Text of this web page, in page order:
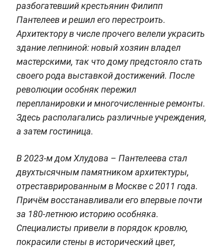
разбогатевший крестьянин Филипп
Пантелеев и решил его перестроить.
Архитектору в числе прочего велели украсить
здание лепниной: новый хозяин владел
мастерскими, так что дому предстояло стать
своего рода выставкой достижений. После
революции особняк пережил
перепланировки и многочисленные ремонты.
Здесь располагались различные учреждения,
а затем гостиница.
В 2023-м дом Хлудова – Пантелеева стал
двухтысячным памятником архитектуры,
отреставрированным в Москве с 2011 года.
Причём восстанавливали его впервые почти
за 180-летнюю историю особняка.
Специалисты привели в порядок кровлю,
покрасили стены в исторический цвет,